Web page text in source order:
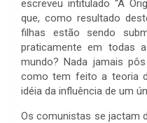
escreveu intitulado “A
que, como resultado
filhas estão sendo
praticamente em todas
mundo? Nada jamais
como tem feito a teoria
idéia da influência de um
Os comunistas se jactam